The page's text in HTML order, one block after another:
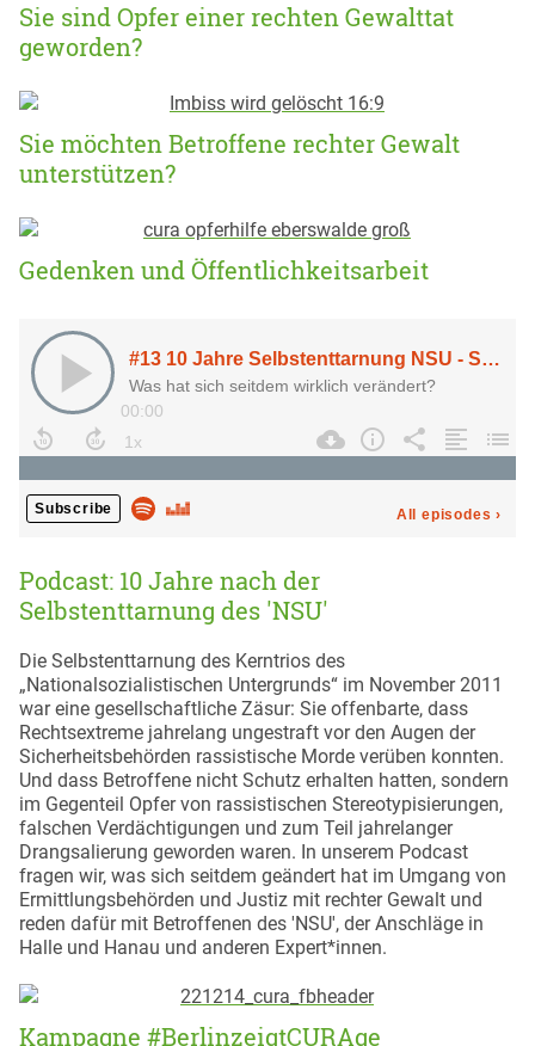
Sie sind Opfer einer rechten Gewalttat
geworden?
Sie möchten Betroffene rechter Gewalt
unterstützen?
Gedenken und Öffentlichkeitsarbeit
Podcast: 10 Jahre nach der
Selbstenttarnung des 'NSU'
Die Selbstenttarnung des Kerntrios des
„Nationalsozialistischen Untergrunds“ im November 2011
war eine gesellschaftliche Zäsur: Sie offenbarte, dass
Rechtsextreme jahrelang ungestraft vor den Augen der
Sicherheitsbehörden rassistische Morde verüben konnten.
Und dass Betroffene nicht Schutz erhalten hatten, sondern
im Gegenteil Opfer von rassistischen Stereotypisierungen,
falschen Verdächtigungen und zum Teil jahrelanger
Drangsalierung geworden waren. In unserem Podcast
fragen wir, was sich seitdem geändert hat im Umgang von
Ermittlungsbehörden und Justiz mit rechter Gewalt und
reden dafür mit Betroffenen des 'NSU', der Anschläge in
Halle und Hanau und anderen Expert*innen.
Kampagne #BerlinzeigtCURAge